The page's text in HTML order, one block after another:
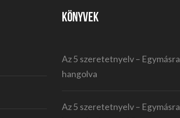
KÖNYVEK
Az 5 szeretetnyelv – Egymásra
hangolva
Az 5 szeretetnyelv – Egymásra